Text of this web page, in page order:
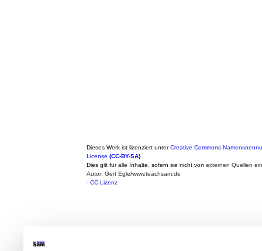
Dieses Werk ist lizenziert unterCreative Commons
License (CC-BY-SA)
Dies gilt für alle Inhalte, sofern sie nicht von externen Quellen
Autor: Gert Egle/www.teachsam.de
- CC-Lizenz